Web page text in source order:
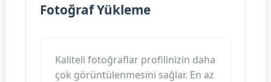
Fotoğraf Yükleme
Kaliteli fotoğraflar profilinizin daha
çok görüntülenmesini sağlar. En az